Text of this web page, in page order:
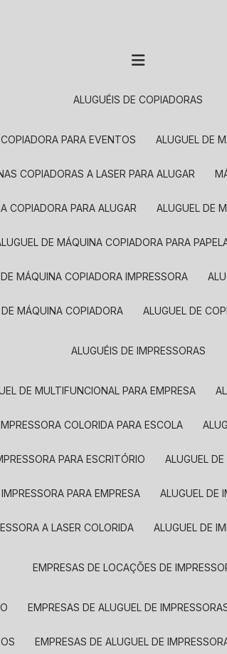
ALUGUÉIS DE COPIADORAS
COPIADORA PARA EVENTOS ALUGUEL DE
COPIADORAS A LASER PARA ALUGAR
COPIADORA PARA ALUGAR ALUGUEL DE
ALUGUEL DE MÁQUINA COPIADORA PARA
DE MÁQUINA COPIADORA IMPRESSORA
DE MÁQUINA COPIADORA ALUGUEL DE
ALUGUÉIS DE IMPRESSORAS
DE MULTIFUNCIONAL PARA EMPRESA
IMPRESSORA COLORIDA PARA ESCOLA
PARA ESCRITÓRIO ALUGUEL
IMPRESSORA PARA EMPRESA ALUGUEL
A LASER COLORIDA ALUGUEL DE
EMPRESAS DE LOCAÇÕES DE
EMPRESAS DE ALUGUEL DE
EMPRESAS DE ALUGUEL DE